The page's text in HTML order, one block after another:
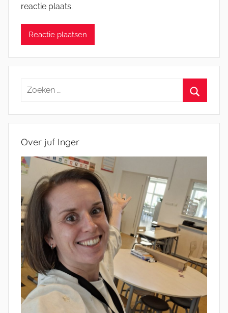
reactie plaats.
Zoeken
Over juf Inger